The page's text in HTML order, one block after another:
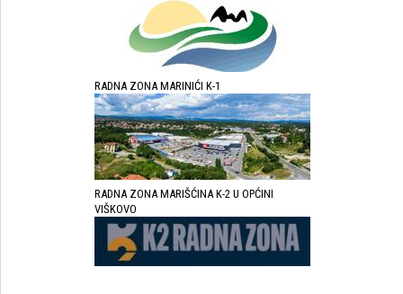
RADNA ZONA MARINIĆI K-1
RADNA ZONA MARIŠĆINA K-2 U OPĆINI
VIŠKOVO